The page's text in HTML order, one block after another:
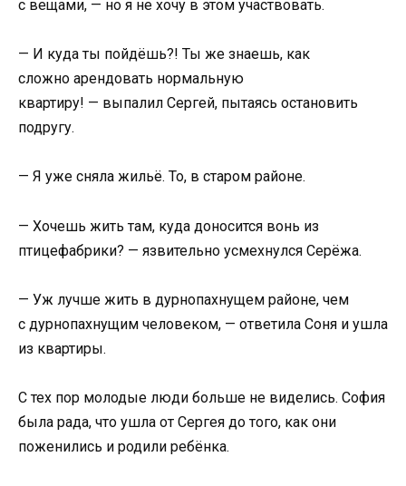
с вещами, — но я не хочу в этом участвовать.
— И куда ты пойдёшь?! Ты же знаешь, как
сложно арендовать нормальную
квартиру! — выпалил Сергей, пытаясь остановить
подругу.
— Я уже сняла жильё. То, в старом районе.
— Хочешь жить там, куда доносится вонь из
птицефабрики? — язвительно усмехнулся Серёжа.
— Уж лучше жить в дурнопахнущем районе, чем
с дурнопахнущим человеком, — ответила Соня и ушла
из квартиры.
С тех пор молодые люди больше не виделись. София
была рада, что ушла от Сергея до того, как они
поженились и родили ребёнка.